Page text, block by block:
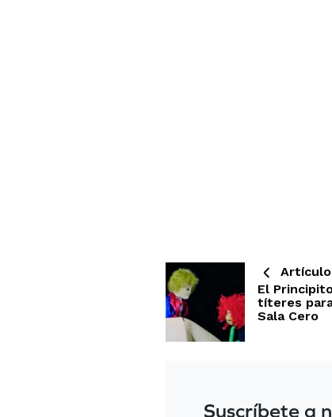
El
títeres
Sala Cero
Suscríbete a